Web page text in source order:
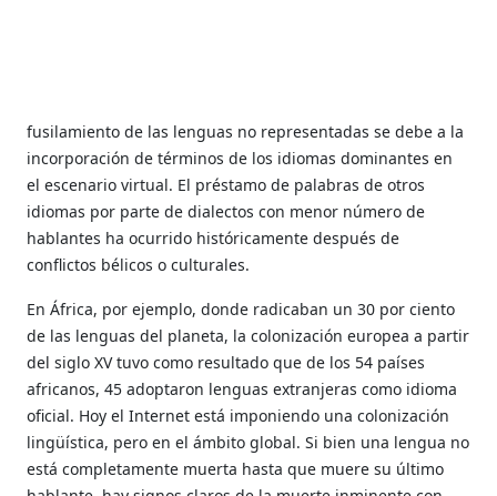
fusilamiento de las lenguas no representadas se debe a la
incorporación de términos de los idiomas dominantes en
el escenario virtual. El préstamo de palabras de otros
idiomas por parte de dialectos con menor número de
hablantes ha ocurrido históricamente después de
conflictos bélicos o culturales.
En África, por ejemplo, donde radicaban un 30 por ciento
de las lenguas del planeta, la colonización europea a partir
del siglo XV tuvo como resultado que de los 54 países
africanos, 45 adoptaron lenguas extranjeras como idioma
oficial. Hoy el Internet está imponiendo una colonización
lingüística, pero en el ámbito global. Si bien una lengua no
está completamente muerta hasta que muere su último